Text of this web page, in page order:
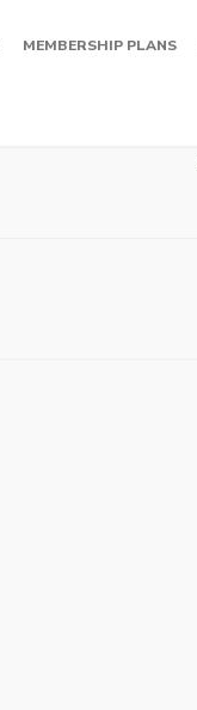
MEMBERSHIP PLANS